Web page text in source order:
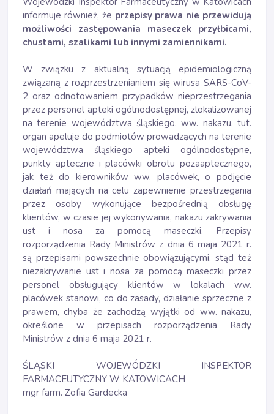
informuje również, że przepisy prawa nie przewidują
możliwości zastępowania maseczek przyłbicami,
chustami, szalikami lub innymi zamiennikami.
W związku z aktualną sytuacją epidemiologiczną
związaną z rozprzestrzenianiem się wirusa SARS-CoV-
2 oraz odnotowaniem przypadków nieprzestrzegania
przez personel apteki ogólnodostępnej, zlokalizowanej
na terenie województwa śląskiego, ww. nakazu, tut.
organ apeluje do podmiotów prowadzących na terenie
województwa śląskiego apteki ogólnodostępne,
punkty apteczne i placówki obrotu pozaaptecznego,
jak też do kierowników ww. placówek, o podjęcie
działań mających na celu zapewnienie przestrzegania
przez osoby wykonujące bezpośrednią obsługę
klientów, w czasie jej wykonywania, nakazu zakrywania
ust i nosa za pomocą maseczki. Przepisy
rozporządzenia Rady Ministrów z dnia 6 maja 2021 r.
są przepisami powszechnie obowiązującymi, stąd też
niezakrywanie ust i nosa za pomocą maseczki przez
personel obsługujący klientów w lokalach ww.
placówek stanowi, co do zasady, działanie sprzeczne z
prawem, chyba że zachodzą wyjątki od ww. nakazu,
określone w przepisach rozporządzenia Rady
Ministrów z dnia 6 maja 2021 r.
ŚLĄSKI WOJEWÓDZKI INSPEKTOR
FARMACEUTYCZNY W KATOWICACH
mgr farm. Zofia Gardecka